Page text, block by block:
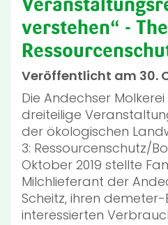
verstehen“ -
Veröffentlicht am 30.
Die Andechser
dreiteilige
der ökologischen
3: Ressourcenschutz/
Oktober 2019 stellte
Milchlieferant der
Scheitz, ihren
interessierten